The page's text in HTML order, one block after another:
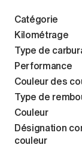
Catégorie
Kilométrage
Type de
Performance
Couleur des
Type de
Couleur
Désignation
couleur